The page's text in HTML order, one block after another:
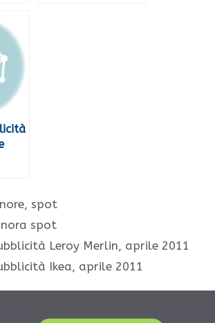
,spot
spot
Leroy Merlin, aprile 2011
Ikea, aprile 2011